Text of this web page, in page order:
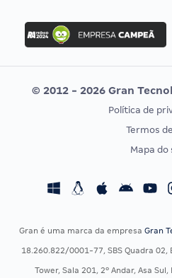
Concurso Ibama
Concurso MPU
Editais publicados
CONCURSOS POR PROFISSÃO
Concursos Fiscais
Concursos Saúde
© 2012 - 2026 Gran
Política de
Termos
Mapa do
Gran é uma marca da empresa Gran
18.260.822/0001-77, SBS Quadra 02,
Tower, Sala 201, 2º Andar, Asa